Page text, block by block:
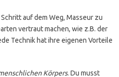
auf dem Weg, Masseur zu
vertraut machen, wie z.B. der
Technik hat ihre eigenen Vorteile
Körpers. Du musst